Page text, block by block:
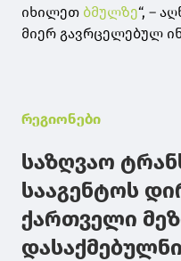
იხილეთ ბმულზე“, –
მიერ გავრცელებულ
რეგიონები
საზღვაო
სააგენტოს
ქართველი